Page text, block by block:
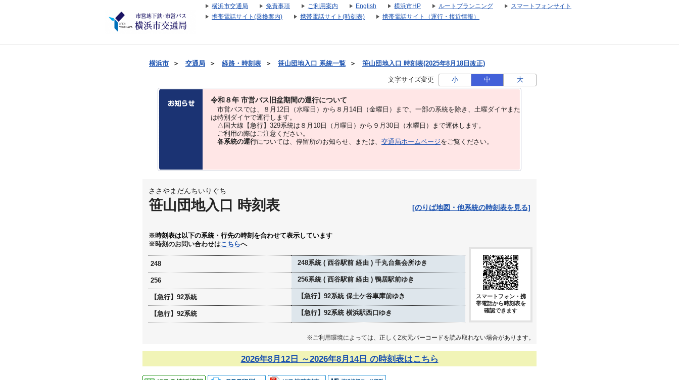
横浜市交通局 免責事項 ご利用案内 English 横浜市HP ルートプランニング
スマートフォンサイト
携帯電話サイト(乗換案内)
携帯電話サイト(時刻表) 携帯電話サイト（運行・接近情報）
横浜市 ＞ 交通局 ＞ 経路・時刻表 ＞ 笹山団地入口 系統一覧 ＞ 笹山団地入口 時刻表(2025年8月18日改正)
文字サイズ変更 小 中 大
令和８年 市営バス旧盆期間の運行について
市営バスでは、８⽉12⽇（水曜日）から８⽉14⽇（金曜日）まで、⼀部の系統を除き、⼟曜ダイヤまた
は特別ダイヤで運⾏します。
△国大線【急行】329系統は８月10日（月曜日）から９月30日（水曜日）まで運休します。
ご利用の際はご注意ください。
各系統の運行については、停留所のお知らせ、または、 交通局ホームページをご覧ください。
ささやまだんちいりぐち
笹山団地入口 時刻表 [のりば地図・他系統の時刻表を見る]
※時刻表は以下の系統・行先の時刻を合わせて表示しています
※時刻のお問い合わせはこちらへ
248 248系統 ( 西谷駅前 経由 ) 千丸台集会所ゆき
256 256系統 ( 西谷駅前 経由 ) 鴨居駅前ゆき
【急行】92系統 【急行】92系統 保土ケ谷車庫前ゆき
【急行】92系統 【急行】92系統 横浜駅西口ゆき
スマートフォン・携
帯電話から時刻表を
確認できます
※ご利用環境によっては、正しく2次元バーコードを読み取れない場合があります。
2026年8月12日 ～2026年8月14日 の時刻表はこちら